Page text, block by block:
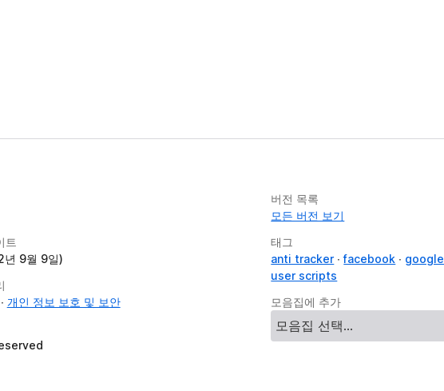
트
9월 9일)
개인 정보 보호 및 보안
버전 목록
모든 버전 보기
태그
anti tracker
facebook google
user scripts
모음집에 추가